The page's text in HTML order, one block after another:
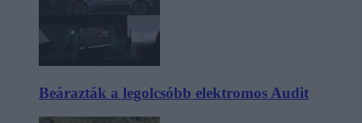
Beárazták a legolcsóbb elektromos Audit